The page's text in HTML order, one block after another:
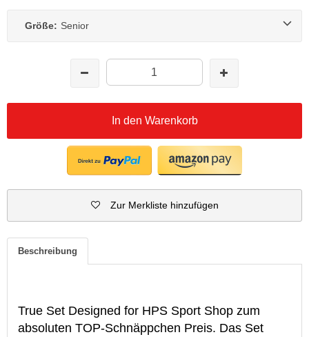
Größe: Senior
In den Warenkorb
Zur Merkliste hinzufügen
Beschreibung
True Set Designed for HPS Sport Shop zum
absoluten TOP-Schnäppchen Preis. Das Set